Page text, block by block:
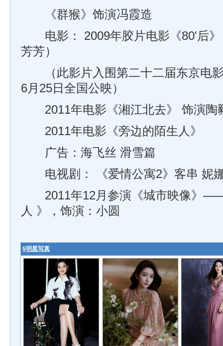
《群猴》饰演冯霞造
电影：
2009年胶片电影《80'后
芳芳）
（此影片入围第二十二届东京电影
6月25日全国公映）
2011年电影《湘江北去》 饰演陶
2011年电影《旁边的陌生人》
广告：海飞丝 滑雪篇
电视剧： 《爱情公寓2》客串 妮
2011年12月参演《城市映像》——
人 》，饰演：小圆
§明星写真